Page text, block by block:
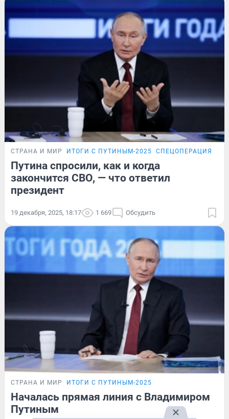
СТРАНА И МИР ИТОГИ С ПУТИНЫМ-2025 СПЕЦОПЕРАЦИЯ НА
Путина спросили, как и когда
закончится СВО, — что ответил
президент
19 декабря, 2025, 18:17 1 669 Обсудить
СТРАНА И МИР ИТОГИ С ПУТИНЫМ-2025
Началась прямая линия с Владимиром
Путиным